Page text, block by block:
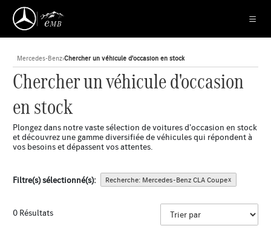
Mercedes-Benz›Chercher un véhicule d'occasion en stock
Chercher un véhicule d'occasion
en stock
Plongez dans notre vaste sélection de voitures d'occasion en stock
et découvrez une gamme diversifiée de véhicules qui répondent à
vos besoins et dépassent vos attentes.
Filtre(s) sélectionné(s): Recherche: Mercedes-Benz CLA Coupex
0 Résultats